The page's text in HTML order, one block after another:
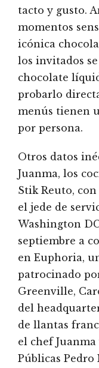
tacto y gusto.
momentos
icónica
los invitados
chocolate
probarlo
menús tienen
por persona.
Otros datos
Juanma, los
Stik Reuto,
el jede de
Washington
septiembre a
en Euphoria,
patrocinado
Greenville,
del
de llantas
el chef
Públicas Pedro